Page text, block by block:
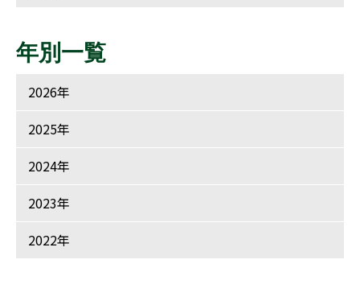
年別一覧
2026年
2025年
2024年
2023年
2022年